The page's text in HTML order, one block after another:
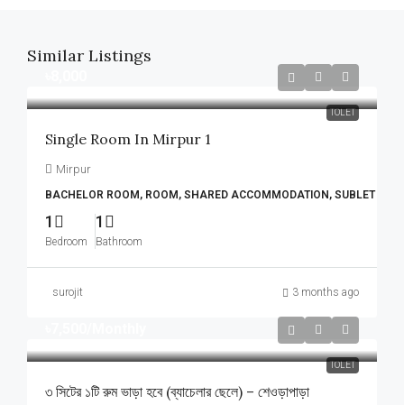
Similar Listings
TOLET
Single Room In Mirpur 1
Mirpur
BACHELOR ROOM, ROOM, SHARED ACCOMMODATION, SUBLET
1
Bedroom
1
Bathroom
surojit 3 months ago
TOLET
৩ সিটের ১টি রুম ভাড়া হবে (ব্যাচেলার ছেলে) – শেওড়াপাড়া